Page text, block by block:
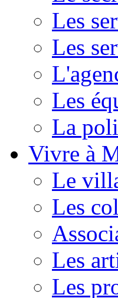
Les
Les
Les
La
Vivre à
Le
Les
Les
Les